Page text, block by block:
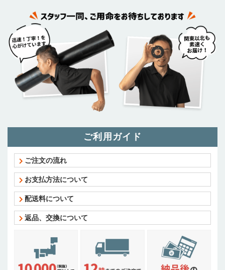
ご利用ガイド
ご注文の流れ
お支払方法について
配送料について
返品、交換について